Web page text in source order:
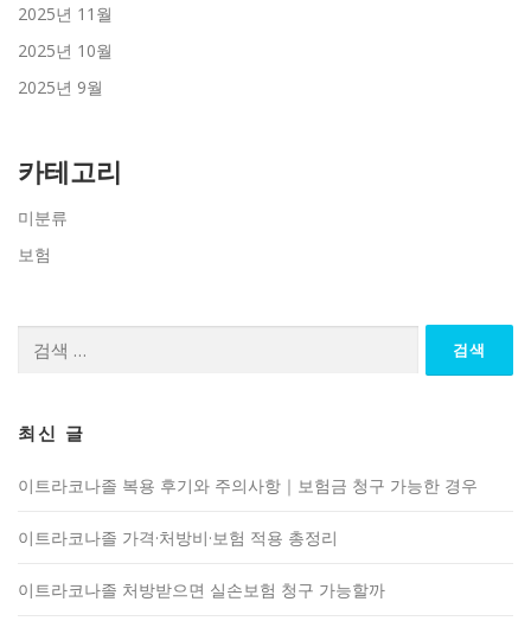
2025년 11월
2025년 10월
2025년 9월
카테고리
미분류
보험
최신 글
이트라코나졸 복용 후기와 주의사항｜보험금 청구 가능한 경우
이트라코나졸 가격·처방비·보험 적용 총정리
이트라코나졸 처방받으면 실손보험 청구 가능할까